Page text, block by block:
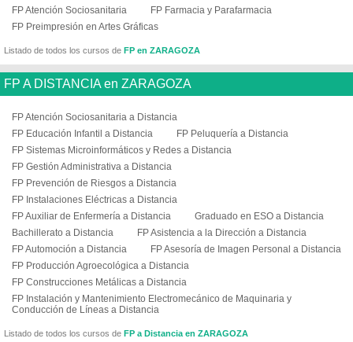
FP Atención Sociosanitaria
FP Farmacia y Parafarmacia
FP Preimpresión en Artes Gráficas
Listado de todos los cursos de FP en ZARAGOZA
FP A DISTANCIA en ZARAGOZA
FP Atención Sociosanitaria a Distancia
FP Educación Infantil a Distancia
FP Peluquería a Distancia
FP Sistemas Microinformáticos y Redes a Distancia
FP Gestión Administrativa a Distancia
FP Prevención de Riesgos a Distancia
FP Instalaciones Eléctricas a Distancia
FP Auxiliar de Enfermería a Distancia
Graduado en ESO a Distancia
Bachillerato a Distancia
FP Asistencia a la Dirección a Distancia
FP Automoción a Distancia
FP Asesoría de Imagen Personal a Distancia
FP Producción Agroecológica a Distancia
FP Construcciones Metálicas a Distancia
FP Instalación y Mantenimiento Electromecánico de Maquinaria y
Conducción de Líneas a Distancia
Listado de todos los cursos de FP a Distancia en ZARAGOZA